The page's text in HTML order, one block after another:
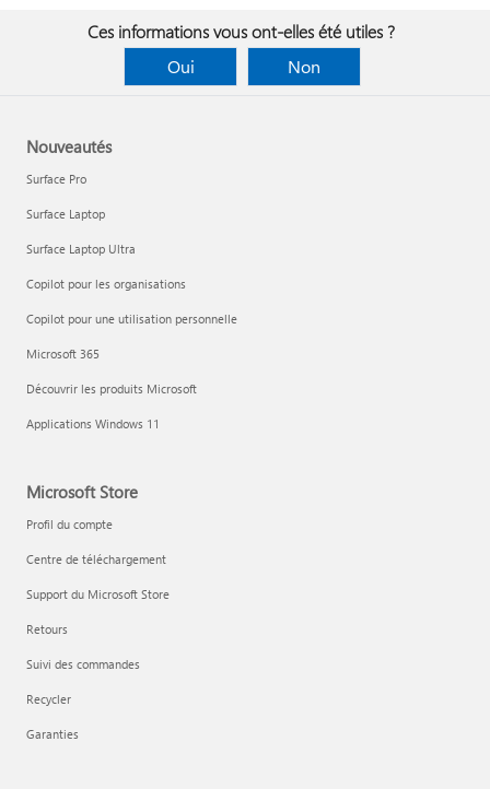
Ces informations vous ont-elles été utiles ?
Oui
Non
Nouveautés
Surface Pro
Surface Laptop
Surface Laptop Ultra
Copilot pour les organisations
Copilot pour une utilisation personnelle
Microsoft 365
Découvrir les produits Microsoft
Applications Windows 11
Microsoft Store
Profil du compte
Centre de téléchargement
Support du Microsoft Store
Retours
Suivi des commandes
Recycler
Garanties